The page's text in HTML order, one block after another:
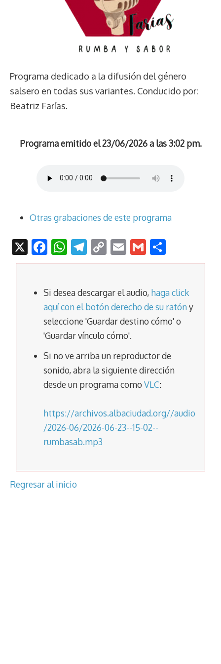
Programa dedicado a la difusión del género
salsero en todas sus variantes. Conducido por:
Beatriz Farías.
Programa emitido el 23/06/2026 a las 3:02 pm.
Otras grabaciones de este programa
X F
ac
b
o
o
k
W
h
s
A
p
p
T
el
gr
a
m
C
o
y
Li
n
k
E
m
l
G
m
l
o
p
ar
tir
Si desea descargar el audio, haga click
aquí con el botón derecho de su ratóny
seleccione 'Guardar destino cómo' o
'Guardar vínculo cómo'.
Si no ve arriba un reproductor de
sonido, abra la siguiente dirección
desde un programa como VLC:
https://archivos.albaciudad.org//audio
/2026-06/2026-06-23--15-02--
rumbasab.mp3
Regresar al inicio